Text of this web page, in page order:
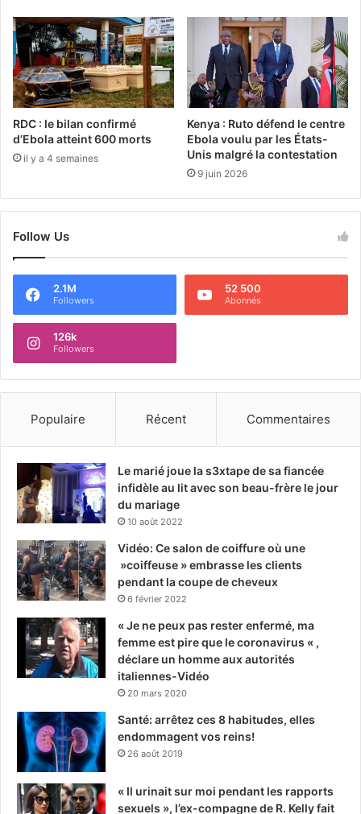
RDC : le bilan confirmé
d’Ebola atteint 600 morts
il y a 4 semaines
Kenya : Ruto défend le centre
Ebola voulu par les États-
Unis malgré la contestation
9 juin 2026
Follow Us
2.1M
Followers
52 500
Abonnés
126k
Followers
Populaire Récent Commentaires
Le marié joue la s3xtape de sa fiancée
infidèle au lit avec son beau-frère le jour
du mariage
10 août 2022
Vidéo: Ce salon de coiffure où une
»coiffeuse » embrasse les clients
pendant la coupe de cheveux
6 février 2022
« Je ne peux pas rester enfermé, ma
femme est pire que le coronavirus « ,
déclare un homme aux autorités
italiennes-Vidéo
20 mars 2020
Santé: arrêtez ces 8 habitudes, elles
endommagent vos reins!
26 août 2019
« Il urinait sur moi pendant les rapports
sexuels », l’ex-compagne de R. Kelly fait